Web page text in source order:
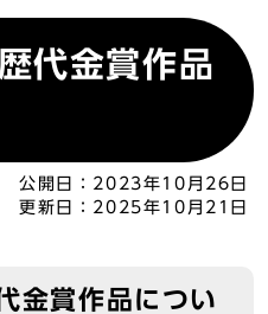
代金賞作品
公開日： 2023年10月26日
更新日： 2025年10月21日
金賞作品につい